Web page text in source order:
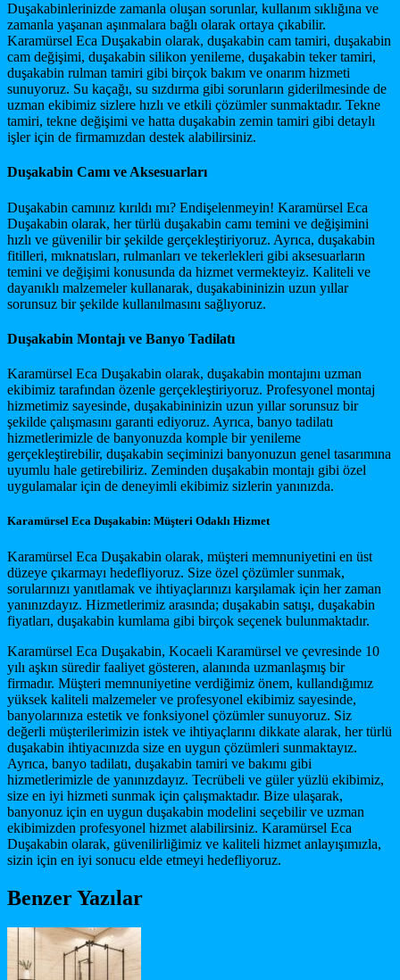
Duşakabinlerinizde zamanla oluşan sorunlar, kullanım sıklığına ve
zamanla yaşanan aşınmalara bağlı olarak ortaya çıkabilir.
Karamürsel Eca Duşakabin olarak, duşakabin cam tamiri, duşakabin
cam değişimi, duşakabin silikon yenileme, duşakabin teker tamiri,
duşakabin rulman tamiri gibi birçok bakım ve onarım hizmeti
sunuyoruz. Su kaçağı, su sızdırma gibi sorunların giderilmesinde de
uzman ekibimiz sizlere hızlı ve etkili çözümler sunmaktadır. Tekne
tamiri, tekne değişimi ve hatta duşakabin zemin tamiri gibi detaylı
işler için de firmamızdan destek alabilirsiniz.
Duşakabin Camı ve Aksesuarları
Duşakabin camınız kırıldı mı? Endişelenmeyin! Karamürsel Eca
Duşakabin olarak, her türlü duşakabin camı temini ve değişimini
hızlı ve güvenilir bir şekilde gerçekleştiriyoruz. Ayrıca, duşakabin
fitilleri, mıknatısları, rulmanları ve tekerlekleri gibi aksesuarların
temini ve değişimi konusunda da hizmet vermekteyiz. Kaliteli ve
dayanıklı malzemeler kullanarak, duşakabininizin uzun yıllar
sorunsuz bir şekilde kullanılmasını sağlıyoruz.
Duşakabin Montajı ve Banyo Tadilatı
Karamürsel Eca Duşakabin olarak, duşakabin montajını uzman
ekibimiz tarafından özenle gerçekleştiriyoruz. Profesyonel montaj
hizmetimiz sayesinde, duşakabininizin uzun yıllar sorunsuz bir
şekilde çalışmasını garanti ediyoruz. Ayrıca, banyo tadilatı
hizmetlerimizle de banyonuzda komple bir yenileme
gerçekleştirebilir, duşakabin seçiminizi banyonuzun genel tasarımına
uyumlu hale getirebiliriz. Zeminden duşakabin montajı gibi özel
uygulamalar için de deneyimli ekibimiz sizlerin yanınızda.
Karamürsel Eca Duşakabin: Müşteri Odaklı Hizmet
Karamürsel Eca Duşakabin olarak, müşteri memnuniyetini en üst
düzeye çıkarmayı hedefliyoruz. Size özel çözümler sunmak,
sorularınızı yanıtlamak ve ihtiyaçlarınızı karşılamak için her zaman
yanınızdayız. Hizmetlerimiz arasında; duşakabin satışı, duşakabin
fiyatları, duşakabin kumlama gibi birçok seçenek bulunmaktadır.
Karamürsel Eca Duşakabin, Kocaeli Karamürsel ve çevresinde 10
yılı aşkın süredir faaliyet gösteren, alanında uzmanlaşmış bir
firmadır. Müşteri memnuniyetine verdiğimiz önem, kullandığımız
yüksek kaliteli malzemeler ve profesyonel ekibimiz sayesinde,
banyolarınıza estetik ve fonksiyonel çözümler sunuyoruz. Siz
değerli müşterilerimizin istek ve ihtiyaçlarını dikkate alarak, her türlü
duşakabin ihtiyacınızda size en uygun çözümleri sunmaktayız.
Ayrıca, banyo tadilatı, duşakabin tamiri ve bakımı gibi
hizmetlerimizle de yanınızdayız. Tecrübeli ve güler yüzlü ekibimiz,
size en iyi hizmeti sunmak için çalışmaktadır. Bize ulaşarak,
banyonuz için en uygun duşakabin modelini seçebilir ve uzman
ekibimizden profesyonel hizmet alabilirsiniz. Karamürsel Eca
Duşakabin olarak, güvenilirliğimiz ve kaliteli hizmet anlayışımızla,
sizin için en iyi sonucu elde etmeyi hedefliyoruz.
Benzer Yazılar